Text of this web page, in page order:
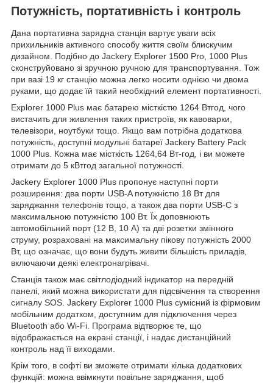
Потужність, портативність і контроль
Дана портативна зарядна станція вартує уваги всіх
прихильників активного способу життя своїм блискучим
дизайном. Подібно до Jackery Explorer 1500 Pro, 1000 Plus
сконструйовано зі зручною ручною для транспортування. Тож
при вазі 19 кг станцію можна легко носити однією чи двома
руками, що додає їй такий необхідний елемент портативності.
Explorer 1000 Plus має батарею місткістю 1264 Втгод, чого
вистачить для живлення таких пристроїв, як кавоварки,
телевізори, ноутбуки тощо. Якщо вам потрібна додаткова
потужність, доступні модульні батареї Jackery Battery Pack
1000 Plus. Кожна має місткість 1264,64 Вт-год, і ви можете
отримати до 5 кВтгод загальної потужності.
Jackery Explorer 1000 Plus пропонує наступні порти
розширення: два порти USB-A потужністю 18 Вт для
заряджання телефонів тощо, а також два порти USB-C з
максимальною потужністю 100 Вт. Їх доповнюють
автомобільний порт (12 В, 10 А) та дві розетки змінного
струму, розраховані на максимальну пікову потужність 2000
Вт, що означає, що вони будуть живити більшість приладів,
включаючи деякі електронагрівачі.
Станція також має світлодіодний індикатор на передній
панелі, який можна використати для підсвічення та створення
сигналу SOS. Jackery Explorer 1000 Plus сумісний із фірмовим
мобільним додатком, доступним для підключення через
Bluetooth або Wi-Fi. Програма відтворює те, що
відображається на екрані станції, і надає дистанційний
контроль над її виходами.
Крім того, в софті ви зможете отримати кілька додаткових
функцій: можна ввімкнути повільне заряджання, щоб